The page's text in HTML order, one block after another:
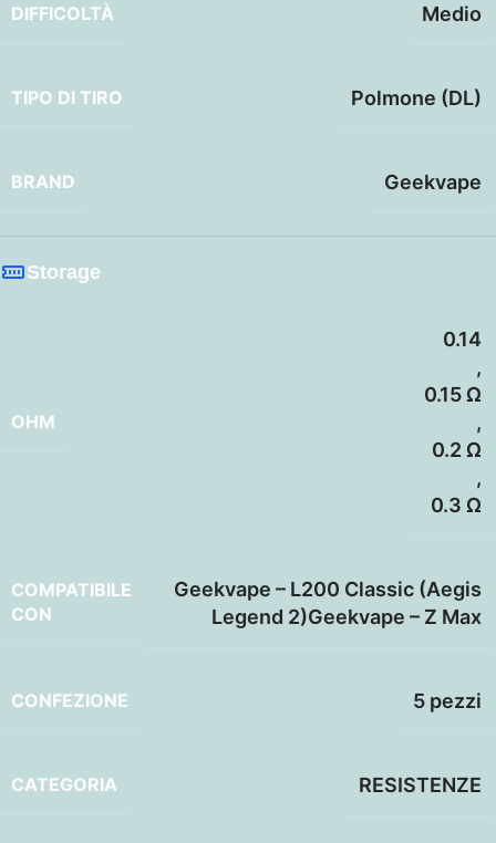
DIFFICOLTÀ Medio
TIPO DI TIRO Polmone (DL)
BRAND Geekvape
Storage
OHM
0.14
,
0.15 Ω
,
0.2 Ω
,
0.3 Ω
COMPATIBILE
CON
Geekvape – L200 Classic (Aegis
Legend 2)Geekvape – Z Max
CONFEZIONE 5 pezzi
CATEGORIA RESISTENZE